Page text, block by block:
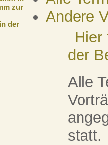
zur
der
Andere
Hier
der
Alle
statt.